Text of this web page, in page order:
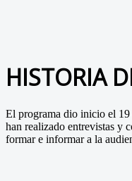
HISTORIA
El programa dio inicio el
han realizado entrevistas y
formar e informar a la